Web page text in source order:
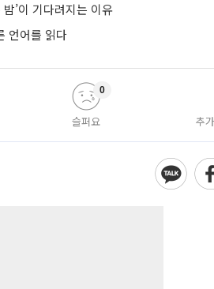
’이 기다려지는 이유
언어를 읽다
슬퍼요
0
추